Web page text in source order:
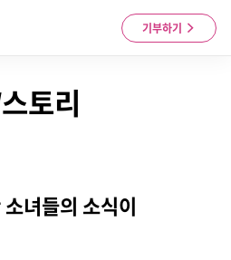
기부하기
토리
녀들의 소식이